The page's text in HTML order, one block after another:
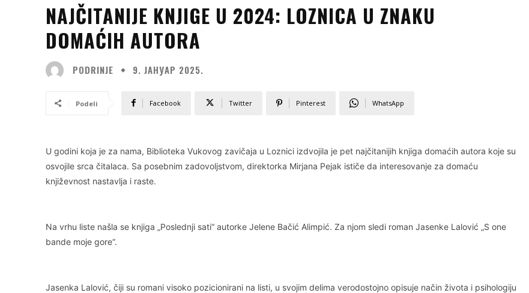
NAJČITANIJE KNJIGE U 2024: LOZNICA U ZNAKU
DOMAĆIH AUTORA
PODRINJE 9. ЈАНУАР 2025.
Podeli Facebook Twitter Pinterest WhatsApp
U godini koja je za nama, Biblioteka Vukovog zavičaja u Loznici izdvojila je pet najčitanijih knjiga domaćih autora koje su
osvojile srca čitalaca. Sa posebnim zadovoljstvom, direktorka Mirjana Pejak ističe da interesovanje za domaću
književnost nastavlja i raste.
Na vrhu liste našla se knjiga „Poslednji sati“ autorke Jelene Bačić Alimpić. Za njom sledi roman Jasenke Lalović „S one
bande moje gore“.
Jasenka Lalović, čiji su romani visoko pozicionirani na listi, u svojim delima verodostojno opisuje način života i psihologiju